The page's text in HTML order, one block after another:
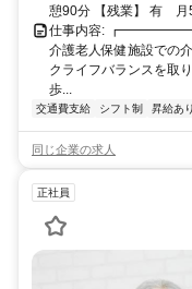
憩90分 【残業】 有 月
仕事内容:
介護老人保健施設での
クライフバランスを取
歩...
交通費支給 シフト制 昇給あり
同じ企業の求人
正社員